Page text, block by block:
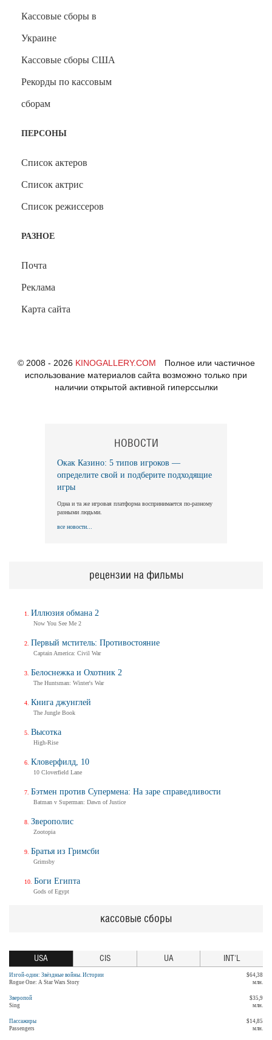
НОВОСТИ
Окак Казино: 5 типов игроков —
определите свой и подберите подходящие
игры
Одна и та же игровая платформа воспринимается по-разному
разными людьми.
все новости...
рецензии на фильмы
Иллюзия обмана 2
Now You See Me 2
Первый мститель: Противостояние
Captain America: Civil War
Белоснежка и Охотник 2
The Huntsman: Winter's War
Книга джунглей
The Jungle Book
Высотка
High-Rise
Кловерфилд, 10
10 Cloverfield Lane
Бэтмен против Супермена: На заре справедливости
Batman v Superman: Dawn of Justice
Зверополис
Zootopia
Братья из Гримсби
Grimsby
Боги Египта
Gods of Egypt
кассовые сборы
USA CIS UA INT'L
Изгой-один: Звёздные войны. Истории
Rogue One: A Star Wars Story
$64,38
млн.
Зверопой
Sing
$35,9
млн.
Пассажиры
Passengers
$14,85
млн.
Кассовые сборы в
Украине
Кассовые сборы США
Рекорды по кассовым
сборам
ПЕРСОНЫ
Список актеров
Список актрис
Список режиссеров
РАЗНОЕ
Почта
Реклама
Карта сайта
© 2008 - 2026 KINOGALLERY.COM
Полное или частичное
использование материалов сайта возможно только при
наличии открытой активной гиперссылки